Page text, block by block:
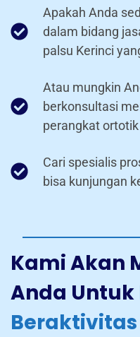
Apakah Anda
dalam bidang
palsu Kerinci
Atau mungkin
berkonsultasi
perangkat
Cari spesialis
bisa kunjungan
Kami Akan
Anda Untuk
Beraktivitas